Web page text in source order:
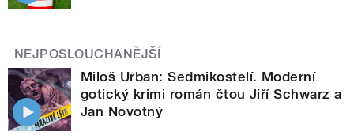
NEJPOSLOUCHANĚJŠÍ
Miloš Urban: Sedmikostelí. Moderní
gotický krimi román čtou Jiří Schwarz a
Jan Novotný